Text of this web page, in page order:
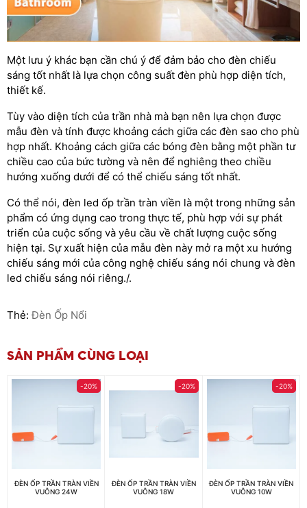
Một lưu ý khác bạn cần chú ý để đảm bảo cho đèn chiếu
sáng tốt nhất là lựa chọn công suất đèn phù hợp diện tích,
thiết kế.
Tùy vào diện tích của trần nhà mà bạn nên lựa chọn được
mẫu đèn và tính được khoảng cách giữa các đèn sao cho phù
hợp nhất. Khoảng cách giữa các bóng đèn bằng một phần tư
chiều cao của bức tường và nên để nghiêng theo chiều
hướng xuống dưới để có thể chiếu sáng tốt nhất.
Có thể nói, đèn led ốp trần tràn viền là một trong những sản
phẩm có ứng dụng cao trong thực tế, phù hợp với sự phát
triển của cuộc sống và yêu cầu về chất lượng cuộc sống
hiện tại. Sự xuất hiện của mẫu đèn này mở ra một xu hướng
chiếu sáng mới của công nghệ chiếu sáng nói chung và đèn
led chiếu sáng nói riêng./.
Thẻ:Đèn Ốp Nổi
SẢN PHẨM CÙNG LOẠI
-20%
ĐÈN ỐP TRẦN TRÀN VIỀN
VUÔNG 24W
-20%
ĐÈN ỐP TRẦN TRÀN VIỀN
VUÔNG 18W
-20%
ĐÈN ỐP TRẦN TRÀN VIỀN
VUÔNG 10W